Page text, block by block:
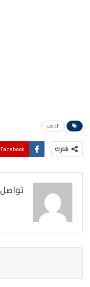
الذهب
شارك Facebook
تواصل 24